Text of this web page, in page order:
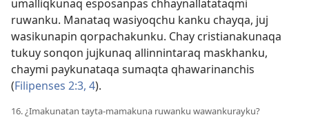
umalliqkunaq esposanpas chhaynallatataqmi
ruwanku. Manataq wasiyoqchu kanku chayqa, juj
wasikunapin qorpachakunku. Chay cristianakunaqa
tukuy sonqon jujkunaq allinnintaraq maskhanku,
chaymi paykunataqa sumaqta qhawarinanchis
(Filipenses 2:3, 4).
16. ¿Imakunatan tayta-mamakuna ruwanku wawankurayku?